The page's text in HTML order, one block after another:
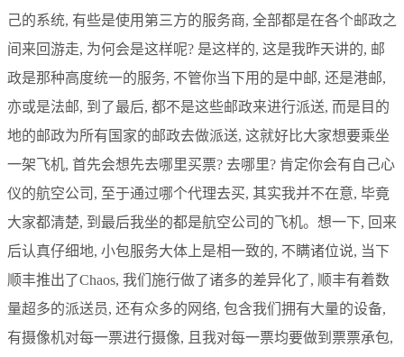
己的系统, 有些是使用第三方的服务商, 全部都是在各个邮政之
间来回游走, 为何会是这样呢? 是这样的, 这是我昨天讲的, 邮
政是那种高度统一的服务, 不管你当下用的是中邮, 还是港邮,
亦或是法邮, 到了最后, 都不是这些邮政来进行派送, 而是目的
地的邮政为所有国家的邮政去做派送, 这就好比大家想要乘坐
一架飞机, 首先会想先去哪里买票? 去哪里? 肯定你会有自己心
仪的航空公司, 至于通过哪个代理去买, 其实我并不在意, 毕竟
大家都清楚, 到最后我坐的都是航空公司的飞机。想一下, 回来
后认真仔细地, 小包服务大体上是相一致的, 不瞒诸位说, 当下
顺丰推出了Chaos, 我们施行做了诸多的差异化了, 顺丰有着数
量超多的派送员, 还有众多的网络, 包含我们拥有大量的设备,
有摄像机对每一票进行摄像, 且我对每一票均要做到票票承包,